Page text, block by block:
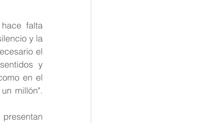
falta
y la
el
y
en el
millón".